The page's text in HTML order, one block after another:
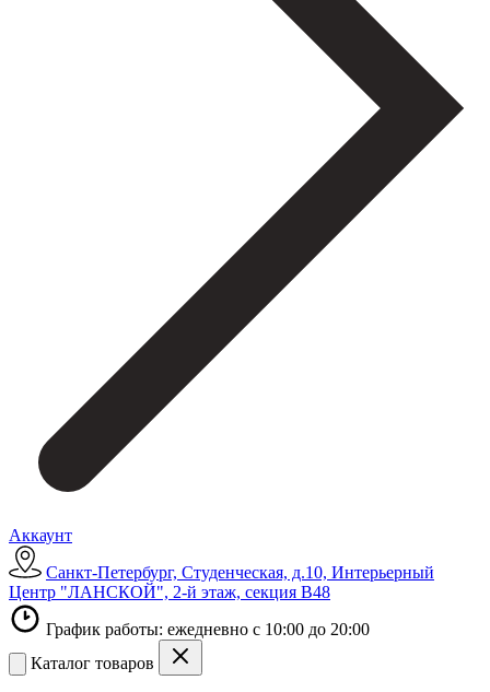
Аккаунт
Санкт-Петербург, Студенческая, д.10, Интерьерный
Центр "ЛАНСКОЙ", 2-й этаж, секция В48
График работы: ежедневно с 10:00 до 20:00
Каталог товаров